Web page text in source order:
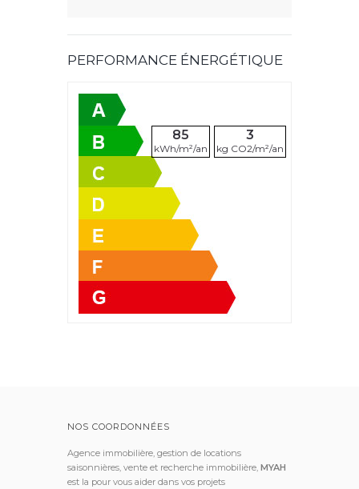
PERFORMANCE ÉNERGÉTIQUE
85
kWh/m²/an
3
kg CO2/m²/an
NOS COORDONNÉES
Agence immobilière, gestion de locations
saisonnières, vente et recherche immobilière, MYAH
est la pour vous aider dans vos projets